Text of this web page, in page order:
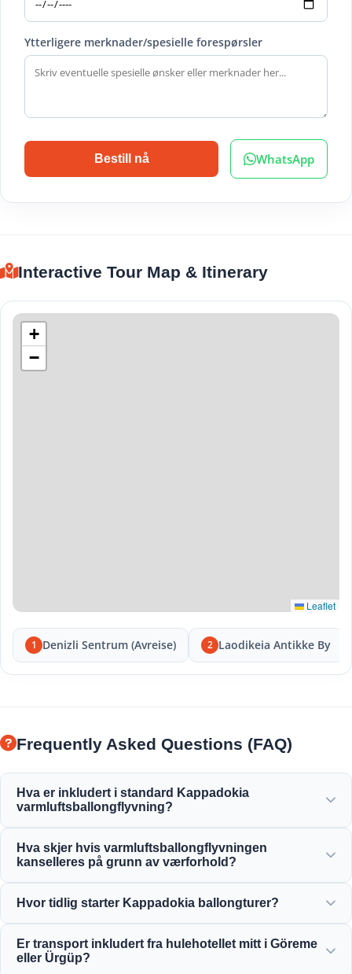
Ytterligere merknader/spesielle forespørsler
Bestill nå WhatsApp
Interactive Tour Map & Itinerary
+
−
Leaflet
1 Denizli Sentrum (Avreise) 2 Laodikeia Antikke By
Frequently Asked Questions (FAQ)
Hva er inkludert i standard Kappadokia
varmluftsballongflyvning?
frokost før flyvningen, 1 times ballongflyvning over
eventyrskorsteinene, champagnetoast-feiring og et
Hva skjer hvis varmluftsballongflyvningen
kanselleres på grunn av værforhold?
kanselleres på grunn av vind eller værforhold, vil du få full
Hvor tidlig starter Kappadokia ballongturer?
før daggry (mellom 4:30 og 5:30 avhengig av sesongen),
for å fange den vakre soloppgangen fra luften.
Er transport inkludert fra hulehotellet mitt i Göreme
eller Ürgüp?